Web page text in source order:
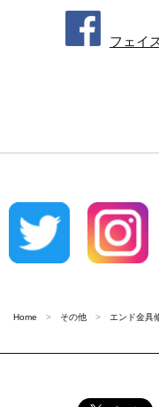
フェイ
Home その他 エンド金具